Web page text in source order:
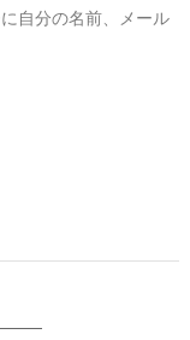
自分の名前、メール